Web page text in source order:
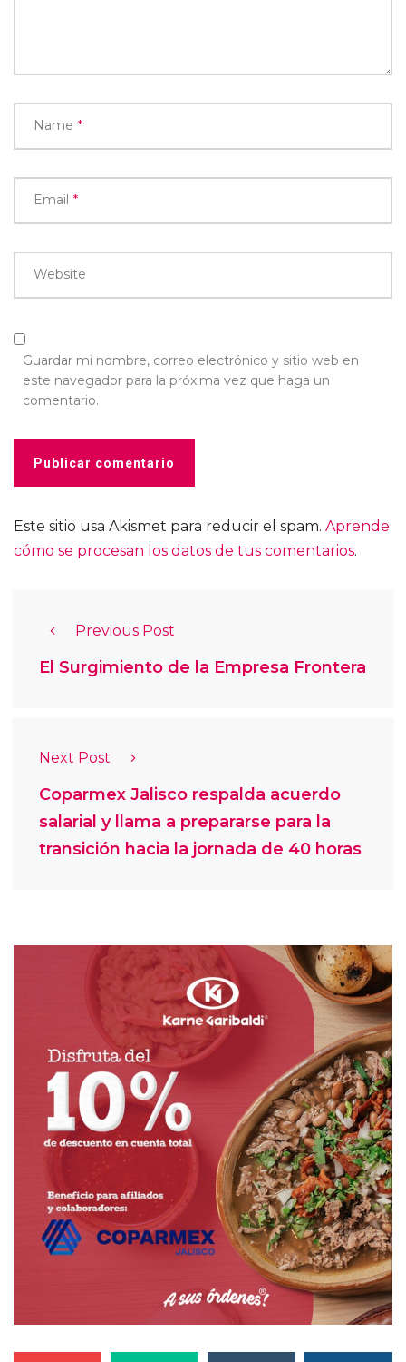
Name *
Email *
Website
Guardar mi nombre, correo electrónico y sitio web en
este navegador para la próxima vez que haga un
comentario.
Este sitio usa Akismet para reducir el spam. Aprende
cómo se procesan los datos de tus comentarios.
Previous Post
El Surgimiento de la Empresa Frontera
Next Post
Coparmex Jalisco respalda acuerdo
salarial y llama a prepararse para la
transición hacia la jornada de 40 horas